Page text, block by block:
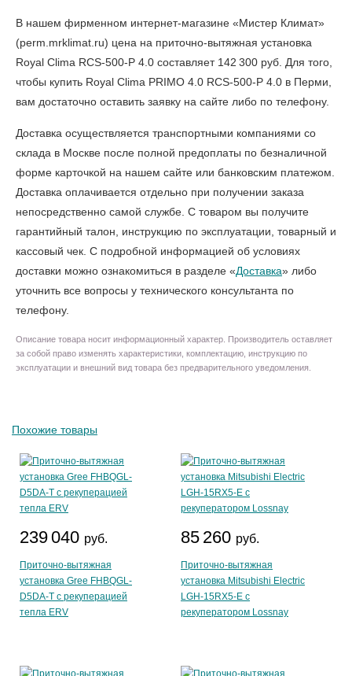
В нашем фирменном интернет-магазине «Мистер Климат»
(perm.mrklimat.ru) цена на приточно-вытяжная установка
Royal Clima RCS-500-P 4.0 составляет 142 300 руб. Для того,
чтобы купить Royal Clima PRIMO 4.0 RCS-500-P 4.0 в Перми
вам достаточно оставить заявку на сайте либо по телефону.
Доставка осуществляется транспортными компаниями со
склада в Москве после полной предоплаты по безналичной
форме карточкой на нашем сайте или банковским платежом.
Доставка оплачивается отдельно при получении заказа
непосредственно самой службе. С товаром вы получите
гарантийный талон, инструкцию по эксплуатации, товарный и
кассовый чек. С подробной информацией об условиях
доставки можно ознакомиться в разделе «Доставка» либо
уточнить все вопросы у технического консультанта по
телефону.
Описание товара носит информационный характер. Производитель оставляет
за собой право изменять характеристики, комплектацию, инструкцию по
эксплуатации и внешний вид товара без предварительного уведомления.
Похожие товары
239 040 руб.
Приточно-вытяжная
установка Gree FHBQGL-
D5DA-T с рекуперацией
тепла ERV
85 260 руб.
Приточно-вытяжная
установка Mitsubishi Electric
LGH-15RX5-E с
рекуператором Lossnay